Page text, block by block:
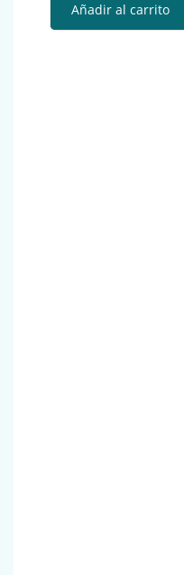
Añadir al carrito